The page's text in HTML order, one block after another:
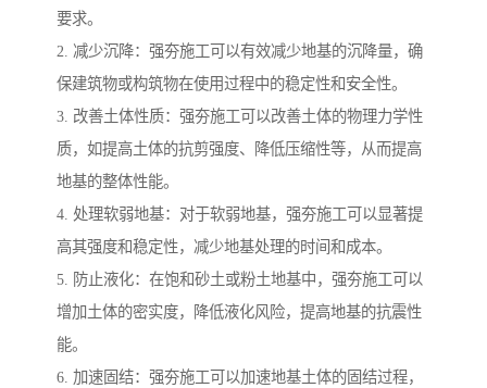
要求。
2. 减少沉降：强夯施工可以有效减少地基的沉降量，确
保建筑物或构筑物在使用过程中的稳定性和安全性。
3. 改善土体性质：强夯施工可以改善土体的物理力学性
质，如提高土体的抗剪强度、降低压缩性等，从而提高
地基的整体性能。
4. 处理软弱地基：对于软弱地基，强夯施工可以显著提
高其强度和稳定性，减少地基处理的时间和成本。
5. 防止液化：在饱和砂土或粉土地基中，强夯施工可以
增加土体的密实度，降低液化风险，提高地基的抗震性
能。
6. 加速固结：强夯施工可以加速地基土体的固结过程，